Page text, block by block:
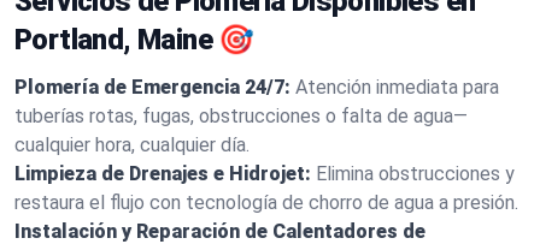
Portland, Maine 🎯
Plomería de Emergencia 24/7: Atención inmediata para
tuberías rotas, fugas, obstrucciones o falta de agua—
cualquier hora, cualquier día.
Limpieza de Drenajes e Hidrojet: Elimina obstrucciones y
restaura el flujo con tecnología de chorro de agua a presión.
Instalación y Reparación de Calentadores de